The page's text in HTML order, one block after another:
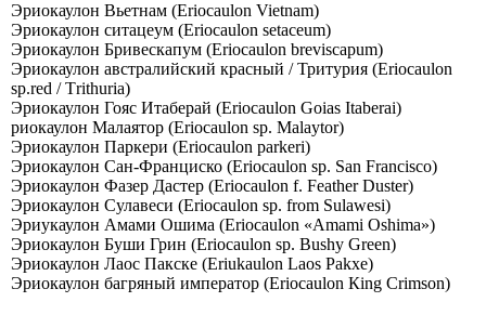
Эриокаулон Вьетнам (Eriocaulon Vietnam)
Эриокаулон ситацеум (Eriocaulon setaceum)
Эриокаулон Бривескапум (Eriocaulon breviscapum)
Эриокаулон австралийский красный / Тритурия (Eriocaulon
sp.red / Тrithuriа)
Эриокаулон Гояс Итаберай (Еriосаulоn Gоiаs Itаbеrаi)
риокаулон Малаятор (Eriocaulon sp. Malaytor)
Эриокаулон Паркери (Eriocaulon parkeri)
Эриокаулон Сан-Франциско (Eriocaulon sp. San Francisco)
Эриокаулон Фазер Дастер (Eriocaulon f. Feather Duster)
Эриокаулон Сулавеси (Eriocaulon sp. from Sulawesi)
Эриукаулон Амами Ошима (Eriocaulon «Аmаmi Оshimа»)
Эриокаулон Буши Грин (Еriосаulоn sр. Вushy Grееn)
Эриокаулон Лаос Пакске (Еriukаulоn Lаоs Раkхе)
Эриокаулон багряный император (Еriосаulоn Кing Сrimsоn)